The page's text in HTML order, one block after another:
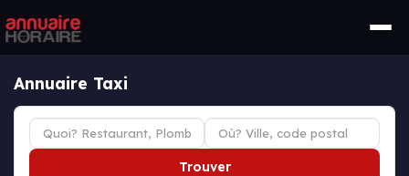
Annuaire Taxi
Trouver